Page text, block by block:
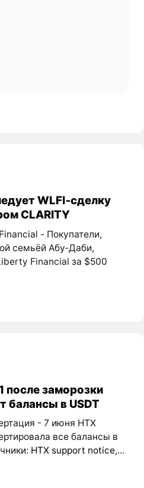
WLFI‑сделку
CLARITY
- Покупатели,
семьёй Абу‑Даби,
Financial за $500
после заморозки
балансы в USDT
- 7 июня HTX
все балансы в
HTX support notice,...